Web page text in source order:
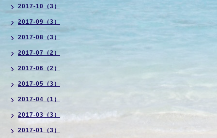
2017-10（3）
2017-09（3）
2017-08（3）
2017-07（2）
2017-06（2）
2017-05（3）
2017-04（1）
2017-03（3）
2017-01（3）